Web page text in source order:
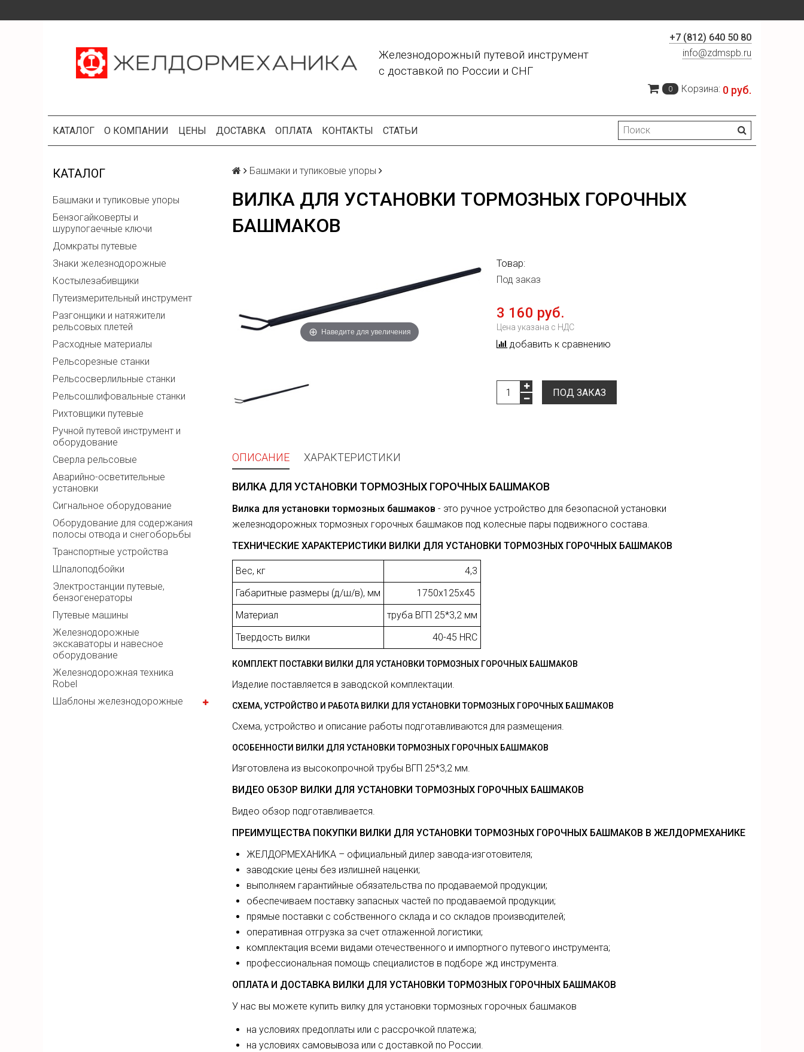
Железнодорожный путевой инструмент
с доставкой по России и СНГ
+7 (812) 640 50 80
info@zdmspb.ru
0 Корзина: 0 руб.
КАТАЛОГ О КОМПАНИИ ЦЕНЫ ДОСТАВКА ОПЛАТА КОНТАКТЫ СТАТЬИ
КАТАЛОГ
Башмаки и тупиковые упоры
Бензогайковерты и
шурупогаечные ключи
Домкраты путевые
Знаки железнодорожные
Костылезабивщики
Путеизмерительный инструмент
Разгонщики и натяжители
рельсовых плетей
Расходные материалы
Рельсорезные станки
Рельсосверлильные станки
Рельсошлифовальные станки
Рихтовщики путевые
Ручной путевой инструмент и
оборудование
Сверла рельсовые
Аварийно-осветительные
установки
Сигнальное оборудование
Оборудование для содержания
полосы отвода и снегоборьбы
Транспортные устройства
Шпалоподбойки
Электростанции путевые,
бензогенераторы
Путевые машины
Железнодорожные
экскаваторы и навесное
оборудование
Железнодорожная техника
Robel
Шаблоны железнодорожные
Башмаки и тупиковые упоры
ВИЛКА ДЛЯ УСТАНОВКИ ТОРМОЗНЫХ ГОРОЧНЫХ
БАШМАКОВ
Наведите для увеличения
Товар:
Под заказ
3 160 руб.
Цена указана с НДС
добавить к сравнению
ПОД ЗАКАЗ
ОПИСАНИЕ ХАРАКТЕРИСТИКИ
ВИЛКА ДЛЯ УСТАНОВКИ ТОРМОЗНЫХ ГОРОЧНЫХ БАШМАКОВ
Вилка для установки тормозных башмаков - это ручное устройство для безопасной установки
железнодорожных тормозных горочных башмаков под колесные пары подвижного состава.
ТЕХНИЧЕСКИЕ ХАРАКТЕРИСТИКИ ВИЛКИ ДЛЯ УСТАНОВКИ ТОРМОЗНЫХ ГОРОЧНЫХ БАШМАКОВ
Вес, кг
4,3
Габаритные размеры (д/ш/в), мм
1750х125х45
Материал
труба ВГП 25*3,2 мм
Твердость вилки
40-45 HRC
КОМПЛЕКТ ПОСТАВКИ ВИЛКИ ДЛЯ УСТАНОВКИ ТОРМОЗНЫХ ГОРОЧНЫХ БАШМАКОВ
Изделие поставляется в заводской комплектации.
СХЕМА, УСТРОЙСТВО И РАБОТА ВИЛКИ ДЛЯ УСТАНОВКИ ТОРМОЗНЫХ ГОРОЧНЫХ БАШМАКОВ
Схема, устройство и описание работы подготавливаются для размещения.
ОСОБЕННОСТИ ВИЛКИ ДЛЯ УСТАНОВКИ ТОРМОЗНЫХ ГОРОЧНЫХ БАШМАКОВ
Изготовлена из высокопрочной трубы ВГП 25*3,2 мм.
ВИДЕО ОБЗОР ВИЛКИ ДЛЯ УСТАНОВКИ ТОРМОЗНЫХ ГОРОЧНЫХ БАШМАКОВ
Видео обзор подготавливается.
ПРЕИМУЩЕСТВА ПОКУПКИ ВИЛКИ ДЛЯ УСТАНОВКИ ТОРМОЗНЫХ ГОРОЧНЫХ БАШМАКОВ В ЖЕЛДОРМЕХАНИКЕ
ЖЕЛДОРМЕХАНИКА – официальный дилер завода-изготовителя;
заводские цены без излишней наценки;
выполняем гарантийные обязательства по продаваемой продукции;
обеспечиваем поставку запасных частей по продаваемой продукции;
прямые поставки с собственного склада и со складов производителей;
оперативная отгрузка за счет отлаженной логистики;
комплектация всеми видами отечественного и импортного путевого инструмента;
профессиональная помощь специалистов в подборе жд инструмента.
ОПЛАТА И ДОСТАВКА ВИЛКИ ДЛЯ УСТАНОВКИ ТОРМОЗНЫХ ГОРОЧНЫХ БАШМАКОВ
У нас вы можете купить вилку для установки тормозных горочных башмаков
на условиях предоплаты или с рассрочкой платежа;
на условиях самовывоза или с доставкой по России.